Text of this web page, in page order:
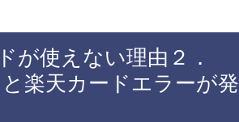
が使えない理由２．
楽天カードエラーが発